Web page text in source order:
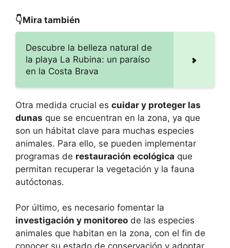
👇Mira también
Descubre la belleza natural de
la playa La Rubina: un paraíso
en la Costa Brava
Otra medida crucial es cuidar y proteger las
dunas que se encuentran en la zona, ya que
son un hábitat clave para muchas especies
animales. Para ello, se pueden implementar
programas de restauración ecológica que
permitan recuperar la vegetación y la fauna
autóctonas.
Por último, es necesario fomentar la
investigación y monitoreo de las especies
animales que habitan en la zona, con el fin de